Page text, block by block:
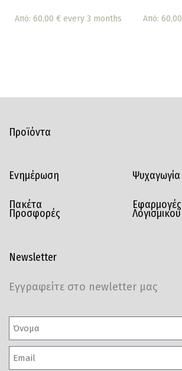
Από:60,00€ every 3 months Από: 60,00
Προϊόντα
Ενημέρωση Ψυχαγωγία
Πακέτα
Προσφορές
Εφαρμογές
Λογισμικού
Newsletter
Εγγραφείτε στο newletter μας